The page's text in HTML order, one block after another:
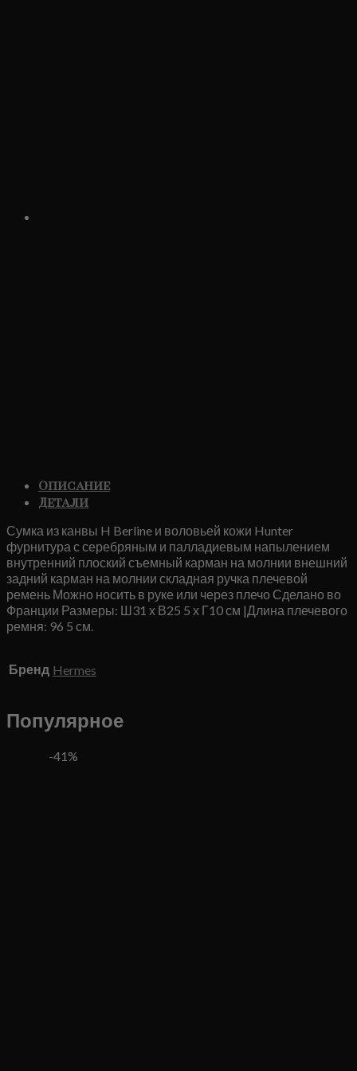
Описание
Детали
Сумка из канвы H Berline и воловьей кожи Hunter
фурнитура с серебряным и палладиевым напылением
внутренний плоский съемный карман на молнии внешний
задний карман на молнии складная ручка плечевой
ремень Можно носить в руке или через плечо Сделано во
Франции Размеры: Ш31 х В25 5 х Г10 см |Длина плечевого
ремня: 96 5 см.
Бренд Hermes
Популярное
-41%